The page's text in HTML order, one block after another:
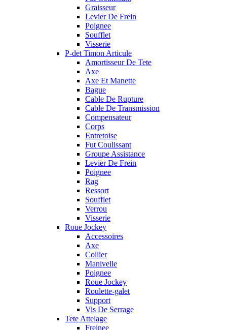
Graisseur
Levier De Frein
Poignee
Soufflet
Visserie
P-det Timon Articule
Amortisseur De Tete
Axe
Axe Et Manette
Bague
Cable De Rupture
Cable De Transmission
Compensateur
Corps
Entretoise
Fut Coulissant
Groupe Assistance
Levier De Frein
Poignee
Rag
Ressort
Soufflet
Verrou
Visserie
Roue Jockey
Accessoires
Axe
Collier
Manivelle
Poignee
Roue Jockey
Roulette-galet
Support
Vis De Serrage
Tete Attelage
Freinee